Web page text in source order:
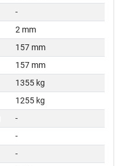
-
2 mm
157 mm
157 mm
1355 kg
1255 kg
-
-
-